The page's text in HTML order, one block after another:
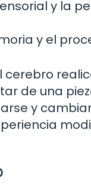
y la
y el
de una
y